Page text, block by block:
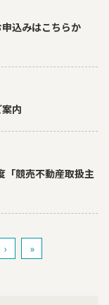
込みはこちらか
内
「競売不動産取扱主
› »